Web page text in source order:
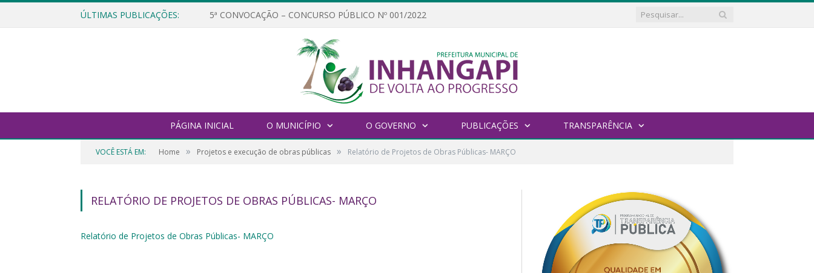
ÚLTIMAS PUBLICAÇÕES: 5ª CONVOCAÇÃO – CONCURSO PÚBLICO Nº 001/2022
PÁGINA INICIAL O MUNICÍPIO O GOVERNO PUBLICAÇÕES TRANSPARÊNCIA
VOCÊ ESTÁ EM: Home » Projetos e execução de obras públicas » Relatório de Projetos de Obras Públicas- MARÇO
RELATÓRIO DE PROJETOS DE OBRAS PÚBLICAS- MARÇO
Relatório de Projetos de Obras Públicas- MARÇO